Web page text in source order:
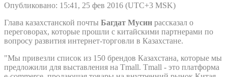
Опубликовано: 15:41, 25 фев 2016 (UTC+3 MSK)
Глава казахстанской почты Багдат Мусин рассказал о
переговорах, которые прошли с китайскими партнерами по
вопросу развития интернет-торговли в Казахстане.
"Мы привезли список из 150 брендов Казахстана, которые мы
предложили для выставления на Tmall. Tmall - это платформа